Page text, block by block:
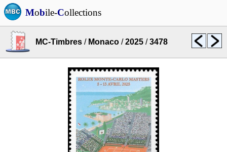
Mobile-Collections
MC-Timbres / Monaco /2025 /3478